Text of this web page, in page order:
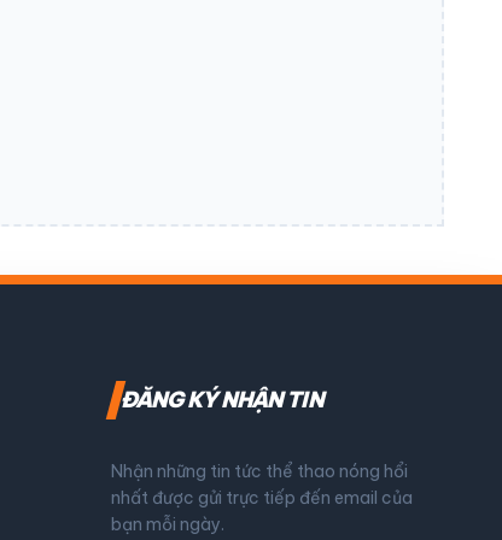
ĐĂNG KÝ NHẬN TIN
Nhận những tin tức thể thao nóng hổi
nhất được gửi trực tiếp đến email của
bạn mỗi ngày.